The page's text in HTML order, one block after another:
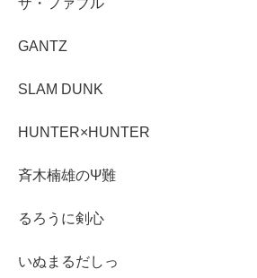
ザ・ファブル
GANTZ
SLAM DUNK
HUNTER×HUNTER
斉木楠雄のΨ難
るろうに剣心
いぬまるだしっ